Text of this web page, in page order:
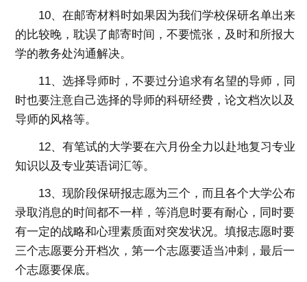
10、在邮寄材料时如果因为我们学校保研名单出来
的比较晚，耽误了邮寄时间，不要慌张，及时和所报大
学的教务处沟通解决。
11、选择导师时，不要过分追求有名望的导师，同
时也要注意自己选择的导师的科研经费，论文档次以及
导师的风格等。
12、有笔试的大学要在六月份全力以赴地复习专业
知识以及专业英语词汇等。
13、现阶段保研报志愿为三个，而且各个大学公布
录取消息的时间都不一样，等消息时要有耐心，同时要
有一定的战略和心理素质面对突发状况。填报志愿时要
三个志愿要分开档次，第一个志愿要适当冲刺，最后一
个志愿要保底。